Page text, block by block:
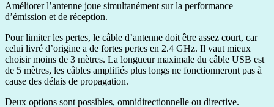
Améliorer l’antenne joue simultanément sur la performance
d’émission et de réception.
Pour limiter les pertes, le câble d’antenne doit être assez court, car
celui livré d’origine a de fortes pertes en 2.4 GHz. Il vaut mieux
choisir moins de 3 mètres. La longueur maximale du câble USB est
de 5 mètres, les câbles amplifiés plus longs ne fonctionneront pas à
cause des délais de propagation.
Deux options sont possibles, omnidirectionnelle ou directive.